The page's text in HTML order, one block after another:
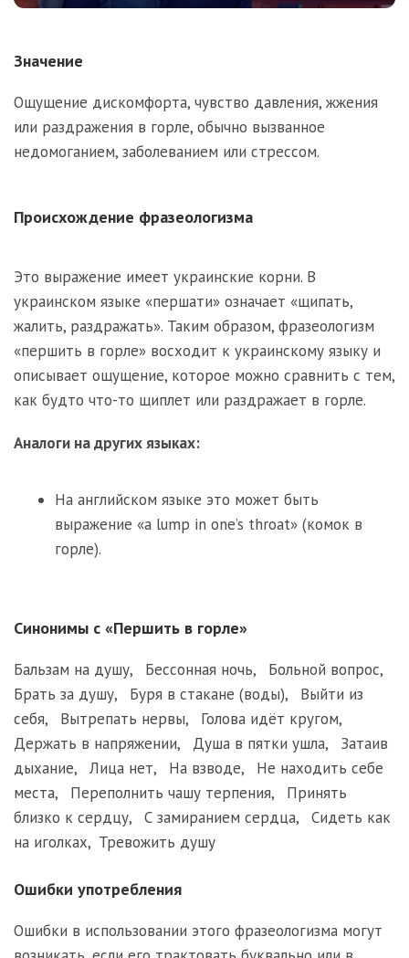
Значение
Ощущение дискомфорта, чувство давления, жжения
или раздражения в горле, обычно вызванное
недомоганием, заболеванием или стрессом.
Происхождение фразеологизма
Это выражение имеет украинские корни. В
украинском языке «першати» означает «щипать,
жалить, раздражать». Таким образом, фразеологизм
«першить в горле» восходит к украинскому языку и
описывает ощущение, которое можно сравнить с тем,
как будто что-то щиплет или раздражает в горле.
Аналоги на других языках:
На английском языке это может быть
выражение «a lump in one’s throat» (комок в
горле).
Синонимы с «Першить в горле»
Бальзам на душу, Бессонная ночь, Больной вопрос,
Брать за душу, Буря в стакане (воды), Выйти из
себя, Вытрепать нервы, Голова идёт кругом,
Держать в напряжении, Душа в пятки ушла, Затаив
дыхание, Лица нет, На взводе, Не находить себе
места, Переполнить чашу терпения, Принять
близко к сердцу, С замиранием сердца, Сидеть как
на иголках, Тревожить душу
Ошибки употребления
Ошибки в использовании этого фразеологизма могут